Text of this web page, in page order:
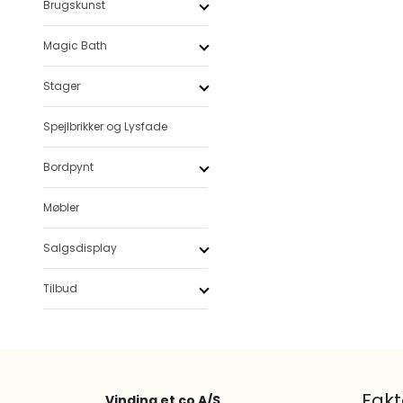
Brugskunst
Magic Bath
Stager
Spejlbrikker og Lysfade
Bordpynt
Møbler
Salgsdisplay
Tilbud